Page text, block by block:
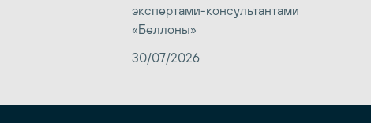
экспертами-консультантами
«Беллоны»
30/07/2026